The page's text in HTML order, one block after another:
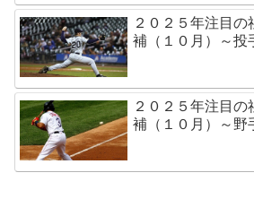
２０２５年注目
補（１０月）～投
２０２５年注目
補（１０月）～野